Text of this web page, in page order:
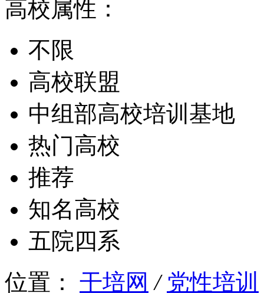
高校属性：
不限
高校联盟
中组部高校培训基地
热门高校
推荐
知名高校
五院四系
位置：
干培网 / 党性培训